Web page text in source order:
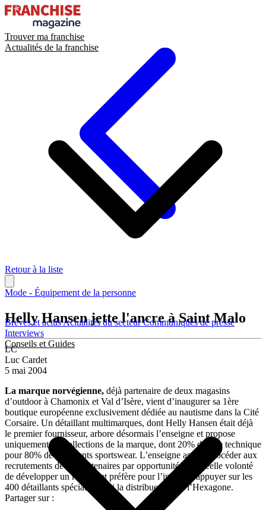
Trouver ma franchise
Actualités de la franchise
Brèves et actusActualités du secteurCommuniqués de presse
Interviews
Conseils et Guides
Retour à la liste
Mode - Équipement de la personne
Helly Hansen jette l'ancre à Saint Malo
LC
Luc Cardet
5 mai 2004
La marque norvégienne, déjà partenaire de deux magasins
d’outdoor à Chamonix et Val d’Isère, vient d’inaugurer sa 1ère
boutique européenne exclusivement dédiée au nautisme dans la Cité
Corsaire. Un détaillant multimarques, dont Helly Hansen était déjà
le premier fournisseur, arbore désormais l’enseigne et propose
uniquement les collections de la marque, dont 20% d’offre technique
pour 80% de vêtements sportswear. L’enseigne assure procéder aux
recrutements de ses partenaires par opportunité, sans réelle volonté
de développer un réseau, et préfère pour l’instant s’appuyer sur les
400 détaillants spécialisés qui la distribuent dans l’Hexagone.
Partager sur :